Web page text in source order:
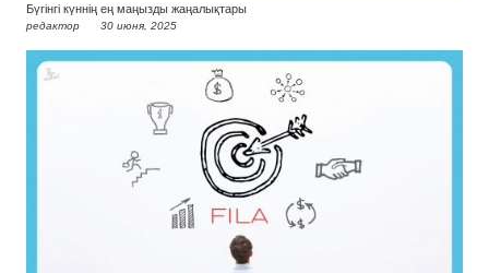
Бүгінгі күннің ең маңызды жаңалықтары
редактор 30 июня, 2025